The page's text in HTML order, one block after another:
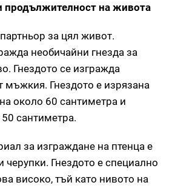
продължителност на живота
за цял живот.
необичайни гнезда за
Гнездото се изгражда
мъжкия. Гнездото е изрязана
около 60 сантиметра и
сантиметра.
за изграждане на птенца е
черупки. Гнездото е специално
високо, тъй като нивото на